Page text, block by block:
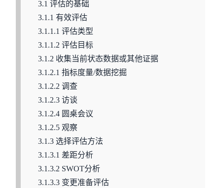
3.1 评估的基础
3.1.1 有效评估
3.1.1.1 评估类型
3.1.1.2 评估目标
3.1.2 收集当前状态数据或其他证据
3.1.2.1 指标度量/数据挖掘
3.1.2.2 调查
3.1.2.3 访谈
3.1.2.4 圆桌会议
3.1.2.5 观察
3.1.3 选择评估方法
3.1.3.1 差距分析
3.1.3.2 SWOT分析
3.1.3.3 变更准备评估